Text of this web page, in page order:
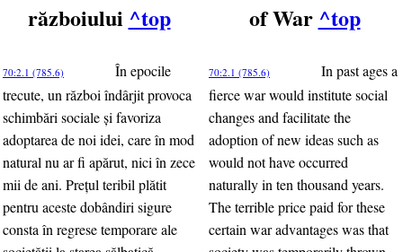
războiului ^top
of War ^top
70:2.1 (785.6)
În epocile
trecute, un război îndârjit provoca
schimbări sociale şi favoriza
adoptarea de noi idei, care în mod
natural nu ar fi apărut, nici în zece
mii de ani. Preţul teribil plătit
pentru aceste dobândiri sigure
consta în regrese temporare ale
70:2.1 (785.6)
In past ages a
fierce war would institute social
changes and facilitate the
adoption of new ideas such as
would not have occurred
naturally in ten thousand years.
The terrible price paid for these
certain war advantages was that